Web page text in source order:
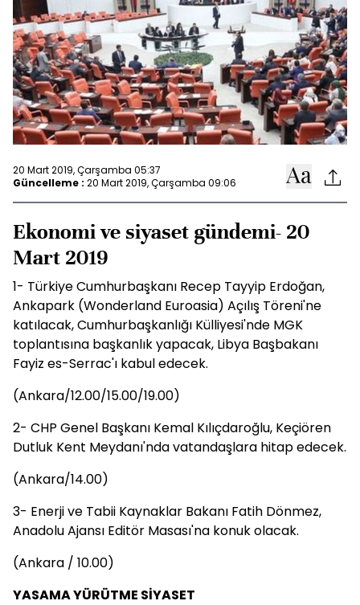
20 Mart 2019, Çarşamba 05:37
Güncelleme : 20 Mart 2019, Çarşamba 09:06
Ekonomi ve siyaset gündemi- 20
Mart 2019
1- Türkiye Cumhurbaşkanı Recep Tayyip Erdoğan,
Ankapark (Wonderland Euroasia) Açılış Töreni'ne
katılacak, Cumhurbaşkanlığı Külliyesi'nde MGK
toplantısına başkanlık yapacak, Libya Başbakanı
Fayiz es-Serrac'ı kabul edecek.
(Ankara/12.00/15.00/19.00)
2- CHP Genel Başkanı Kemal Kılıçdaroğlu, Keçiören
Dutluk Kent Meydanı'nda vatandaşlara hitap edecek.
(Ankara/14.00)
3- Enerji ve Tabii Kaynaklar Bakanı Fatih Dönmez,
Anadolu Ajansı Editör Masası'na konuk olacak.
(Ankara / 10.00)
YASAMA YÜRÜTME SİYASET